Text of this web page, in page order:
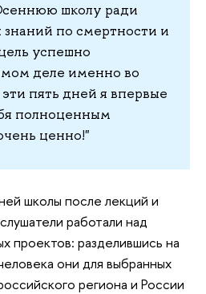
школу ради
по смертности и
успешно
деле именно во
пять дней я впервые
полноценным
ценно!"
школы после лекций и
работали над
проектов: разделившись на
они для выбранных
региона и России